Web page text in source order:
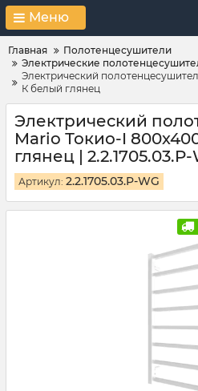
Меню
Главная
Полотенцесушители
Электрические
Электрический
К белый глянец
Электрический
Mario Токио-I
глянец | 2.2.1705.03.P-
Артикул: 2.2.1705.03.P-WG